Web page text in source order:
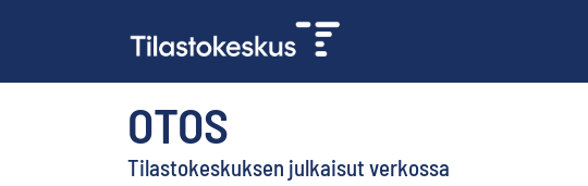
OTOS
Tilastokeskuksen julkaisut verkossa